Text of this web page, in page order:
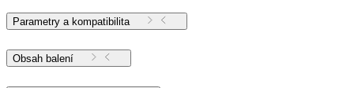
Parametry a kompatibilita
Obsah balení